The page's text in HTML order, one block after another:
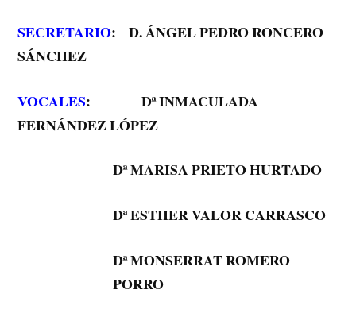
SECRETARIO: D. ÁNGEL PEDRO RONCERO
SÁNCHEZ
VOCALES: Dª INMACULADA
FERNÁNDEZ LÓPEZ
Dª MARISA PRIETO HURTADO
Dª ESTHER VALOR CARRASCO
Dª MONSERRAT ROMERO
PORRO